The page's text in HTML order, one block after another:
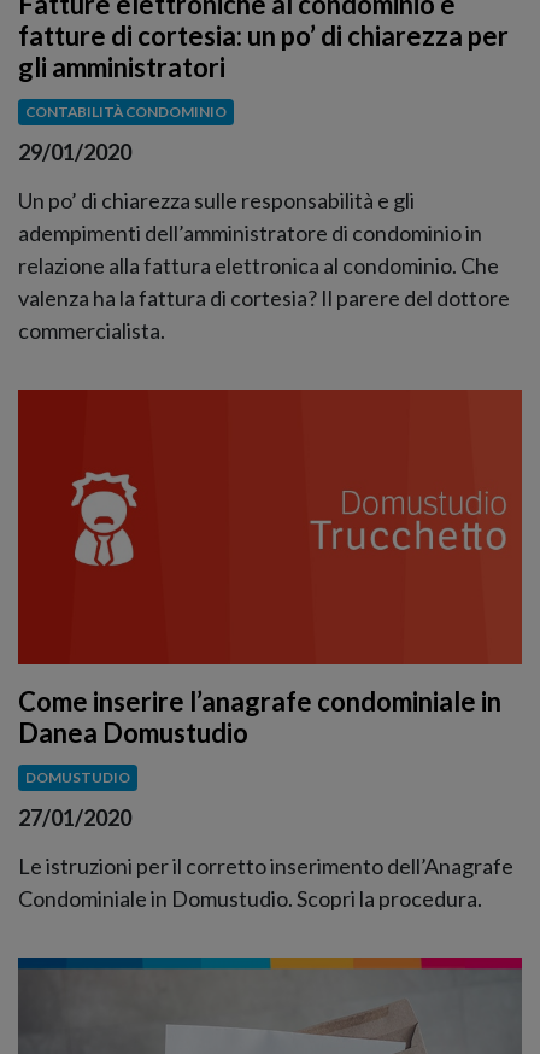
fatture di cortesia: un po’ di chiarezza per
gli amministratori
CONTABILITÀ CONDOMINIO
29/01/2020
Un po’ di chiarezza sulle responsabilità e gli
adempimenti dell’amministratore di condominio in
relazione alla fattura elettronica al condominio. Che
valenza ha la fattura di cortesia? Il parere del dottore
commercialista.
Come inserire l’anagrafe condominiale in
Danea Domustudio
DOMUSTUDIO
27/01/2020
Le istruzioni per il corretto inserimento dell’Anagrafe
Condominiale in Domustudio. Scopri la procedura.